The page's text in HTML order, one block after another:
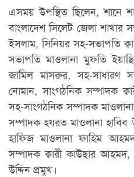
এসময় উপস্থিত ছিলেন, শানে
বাংলাদেশ সিলেট জেলা
ইসলাম, সিনিয়র সহ-সভাপতি
সভাপতি মাওলানা মুফতি
জামিল মাসরুর, সহ-সাধারণ
নোমান, সাংগঠনিক সম্পাদক
সহ-সাংগঠনিক সম্পাদক
সম্পাদক হযরত মাওলানা হাবিব
হাফিজ মাওলানা ফাহিম
সম্পাদক ক্বারী কাউছার
উদ্দিন প্রমুখ।